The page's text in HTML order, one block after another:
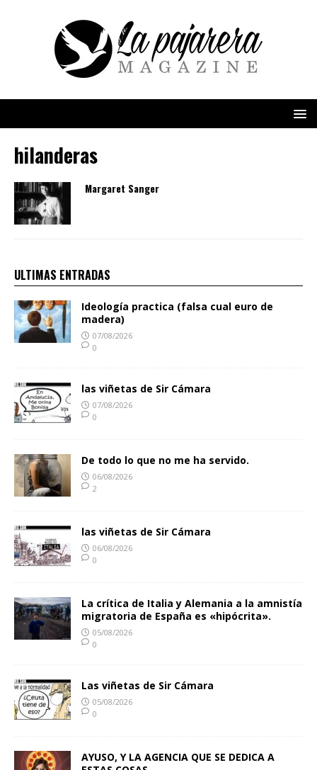
hilanderas
Margaret Sanger
ULTIMAS ENTRADAS
Ideología practica (falsa cual euro de
madera)
07/08/2026
0
las viñetas de Sir Cámara
07/08/2026
0
De todo lo que no me ha servido.
06/08/2026
2
las viñetas de Sir Cámara
06/08/2026
0
La crítica de Italia y Alemania a la amnistía
migratoria de España es «hipócrita».
05/08/2026
0
Las viñetas de Sir Cámara
05/08/2026
0
AYUSO, Y LA AGENCIA QUE SE DEDICA A